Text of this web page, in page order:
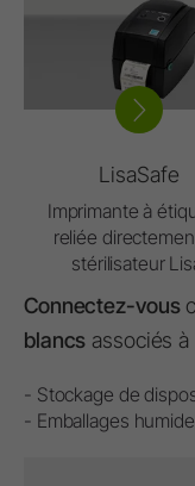
LisaSafe
Imprimante à
reliée
stérilisateur
Connectez-vous
blancs associés
- Stockage de
- Emballages